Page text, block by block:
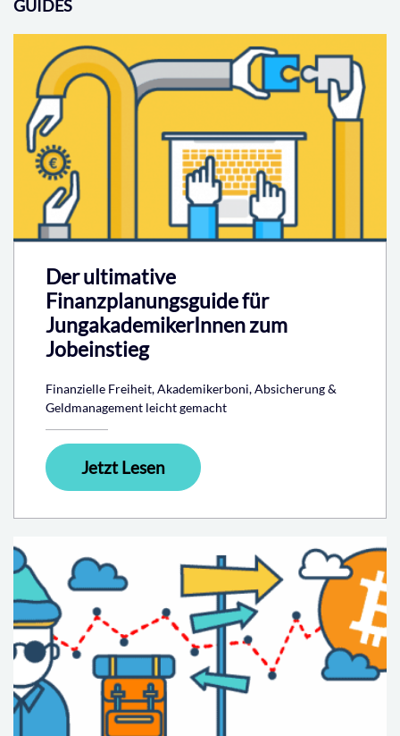
GUIDES
Der ultimative
Finanzplanungsguide für
JungakademikerInnen zum
Jobeinstieg
Finanzielle Freiheit, Akademikerboni, Absicherung &
Geldmanagement leicht gemacht
Jetzt Lesen